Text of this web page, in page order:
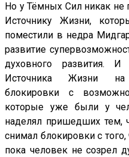
Но у Тёмных Сил никак не
Источнику Жизни,
поместили в недра
развитие
духовного развития.
Источника Жизни на
блокировки с
которые уже были у
наделял пришедших тем,
снимал блокировки с
пока человек не созрел